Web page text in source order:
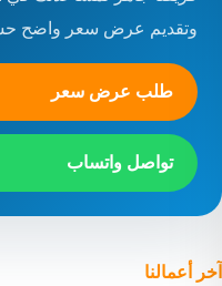
وتقديم عرض سعر واضح
طلب عرض سعر
تواصل واتساب
آخر أعمالنا